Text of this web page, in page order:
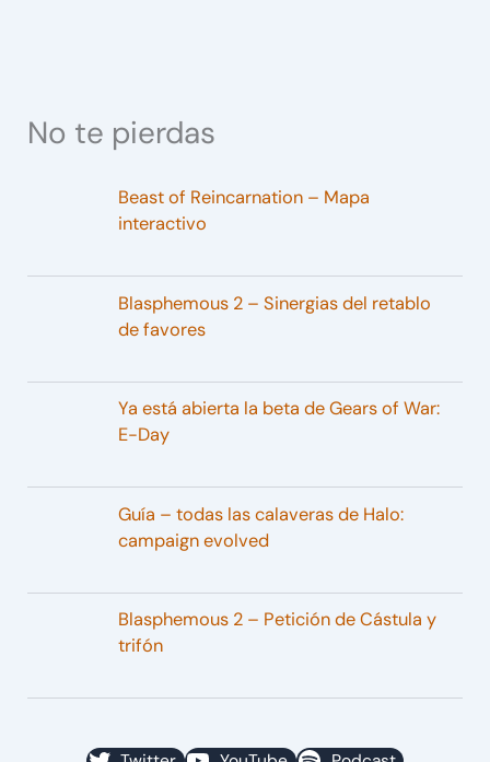
No te pierdas
Beast of Reincarnation – Mapa
interactivo
Blasphemous 2 – Sinergias del retablo
de favores
Ya está abierta la beta de Gears of War:
E-Day
Guía – todas las calaveras de Halo:
campaign evolved
Blasphemous 2 – Petición de Cástula y
trifón